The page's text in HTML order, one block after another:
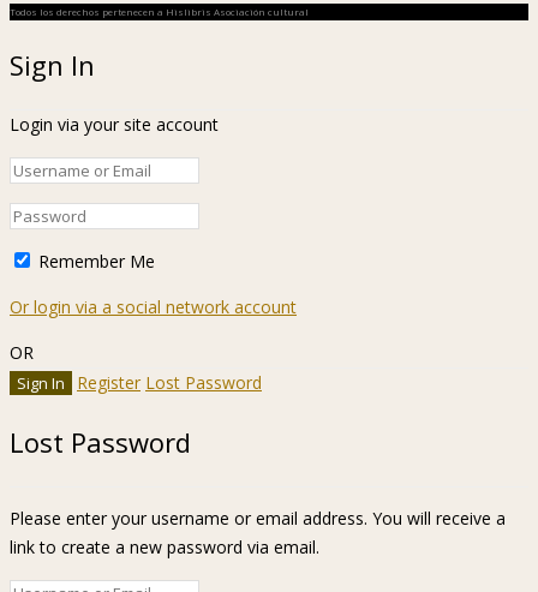
Todos los derechos pertenecen a Hislibris Asociación cultural
Sign In
Login via your site account
Remember Me
Or login via a social network account
OR
Register Lost Password
Lost Password
Please enter your username or email address. You will receive a
link to create a new password via email.